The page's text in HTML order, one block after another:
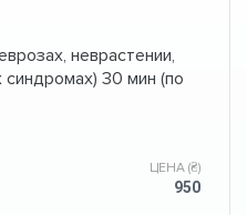
неврастении,
синдромах) 30 мин (по
ЦЕНА (₴)
950